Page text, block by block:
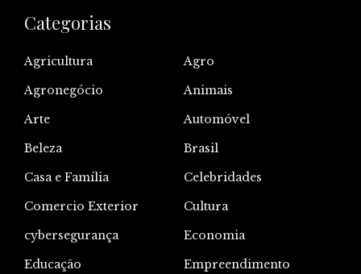
Categorias
Agricultura
Agro
Agronegócio
Animais
Arte
Automóvel
Beleza
Brasil
Casa e Família
Celebridades
Comercio Exterior
Cultura
cybersegurança
Economia
Educação
Empreendimento